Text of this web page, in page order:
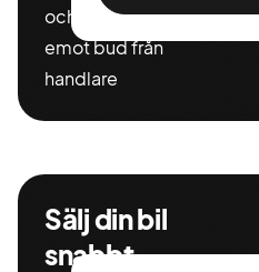
och miltal för att ta
emot bud från
handlare
Sälj din bil
snabbt,